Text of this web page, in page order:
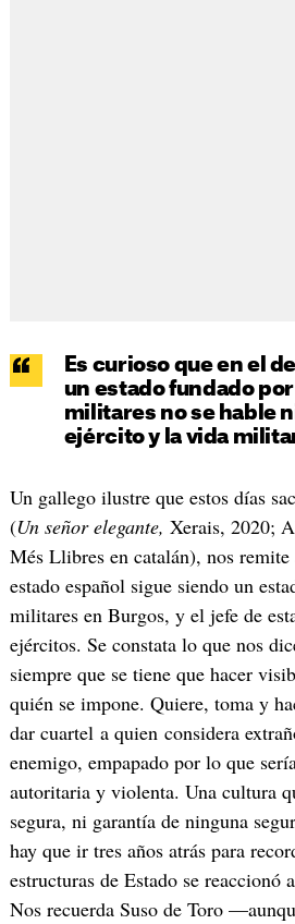
Es curioso que en el
un estado fundado
militares no se hable
ejército y la vida
Un gallego ilustre que estos días
(Un señor elegante, Xerais, 2020;
Més Llibres en catalán), nos
estado español sigue siendo un
militares en Burgos, y el jefe de
ejércitos. Se constata lo que nos
siempre que se tiene que hacer
quién se impone. Quiere, toma y
dar cuartel a quien considera
enemigo, empapado por lo que
autoritaria y violenta. Una cultura
segura, ni garantía de ninguna
hay que ir tres años atrás para
estructuras de Estado se reaccionó
Nos recuerda Suso de Toro